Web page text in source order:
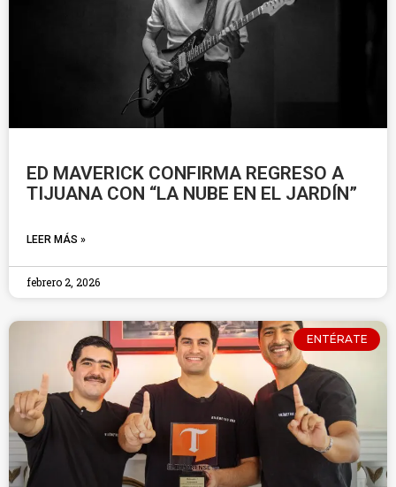
ED MAVERICK CONFIRMA REGRESO A
TIJUANA CON “LA NUBE EN EL JARDÍN”
LEER MÁS »
febrero 2, 2026
ENTÉRATE